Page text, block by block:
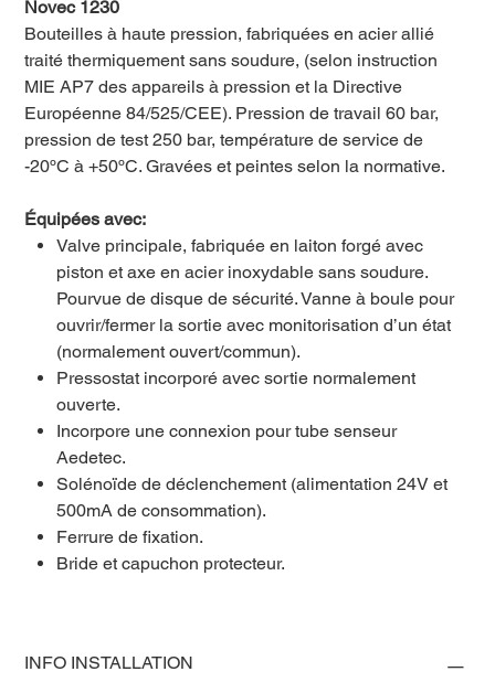
Novec 1230
Bouteilles à haute pression, fabriquées en acier allié
traité thermiquement sans soudure, (selon instruction
MIE AP7 des appareils à pression et la Directive
Européenne 84/525/CEE). Pression de travail 60 bar,
pression de test 250 bar, température de service de
-20ºC à +50ºC. Gravées et peintes selon la normative.
Équipées avec:
Valve principale, fabriquée en laiton forgé avec
piston et axe en acier inoxydable sans soudure.
Pourvue de disque de sécurité. Vanne à boule pour
ouvrir/fermer la sortie avec monitorisation d’un état
(normalement ouvert/commun).
Pressostat incorporé avec sortie normalement
ouverte.
Incorpore une connexion pour tube senseur
Aedetec.
Solénoïde de déclenchement (alimentation 24V et
500mA de consommation).
Ferrure de fixation.
Bride et capuchon protecteur.
INFO INSTALLATION